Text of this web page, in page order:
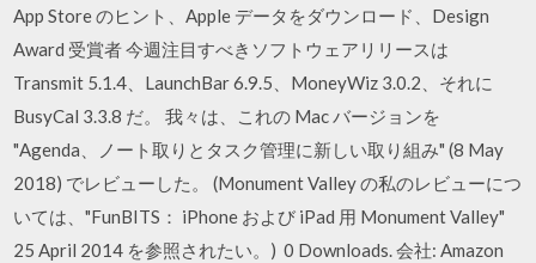
App Store のヒント、Apple データをダウンロード、Design
Award 受賞者 今週注目すべきソフトウェアリリースは
Transmit 5.1.4、LaunchBar 6.9.5、MoneyWiz 3.0.2、それに
BusyCal 3.3.8 だ。 我々は、これの Mac バージョンを
"Agenda、ノート取りとタスク管理に新しい取り組み" (8 May
2018) でレビューした。 (Monument Valley の私のレビューにつ
いては、"FunBITS： iPhone および iPad 用 Monument Valley"
25 April 2014 を参照されたい。) 0 Downloads. 会社: Amazon